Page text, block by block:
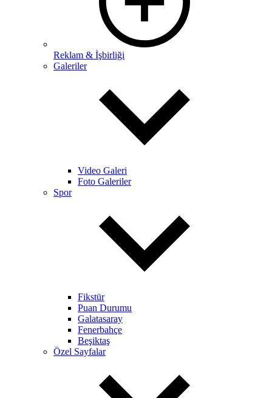
Reklam & İşbirliği
Galeriler
Video Galeri
Foto Galeriler
Spor
Fikstür
Puan Durumu
Galatasaray
Fenerbahçe
Beşiktaş
Özel Sayfalar